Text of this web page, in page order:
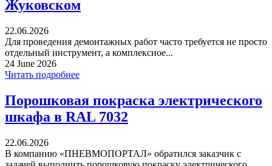
Жуковском
22.06.2026
Для проведения демонтажных работ часто требуется не просто
отдельный инструмент, а комплексное...
24 June 2026
Читать подробнее
Порошковая покраска электрического
шкафа в RAL 7032
22.06.2026
В компанию «ПНЕВМОПОРТАЛ» обратился заказчик с